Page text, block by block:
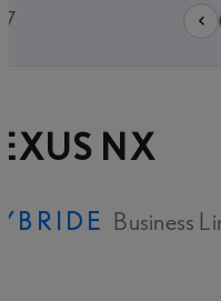
NX
Business